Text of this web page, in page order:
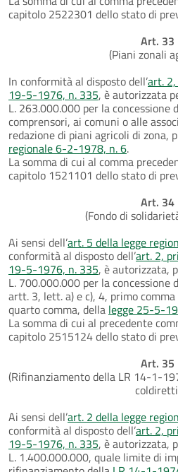
capitolo 2522301 dello stato di
Art. 33
(Piani zonali
In conformità al disposto dell’art.
19-5-1976, n. 335, è autorizzata
L. 263.000.000 per la concessione
comprensori, ai comuni o alle
redazione di piani agricoli di zona,
regionale 6-2-1978, n. 6.
La somma di cui al comma
capitolo 1521101 dello stato di
Art. 34
(Fondo di
Ai sensi dell’art. 5 della legge
conformità al disposto dell’art. 2,
19-5-1976, n. 335, è autorizzata,
L. 700.000.000 per la
artt. 3, lett. a) e c), 4, primo
quarto comma, della legge 25-5-
La somma di cui al precedente
capitolo 2515124 dello stato di
Art. 35
(Rifinanziamento della LR 14-1-
Ai sensi dell’art. 2 della legge
conformità al disposto dell’art. 2,
19-5-1976, n. 335, è autorizzata,
L. 1.400.000.000, quale limite di